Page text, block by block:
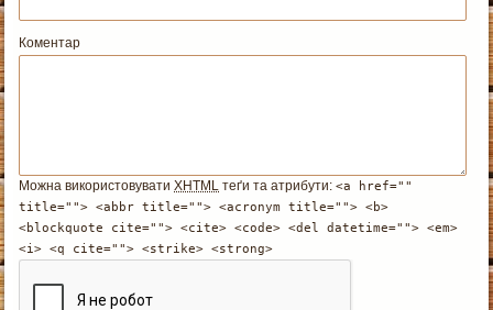
Коментар
Можна використовуватиXHTML теґи та атрибути:<a href=""
title=""> <abbr title=""> <acronym title=""> <b>
<blockquote cite=""> <cite> <code> <del datetime=""> <em>
<i> <q cite=""> <strike> <strong>